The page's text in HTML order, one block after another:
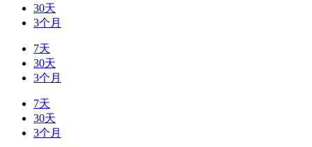
30天
3个月
7天
30天
3个月
7天
30天
3个月